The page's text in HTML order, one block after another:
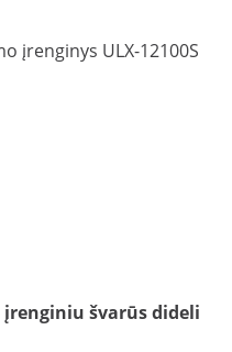
įrenginys ULX-12100S
švarūs dideli